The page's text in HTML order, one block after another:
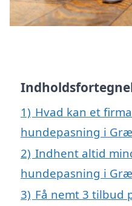
1) Hvad kan et
hundepasning i
2) Indhent altid
hundepasning i
3) Få nemt 3 tilbud